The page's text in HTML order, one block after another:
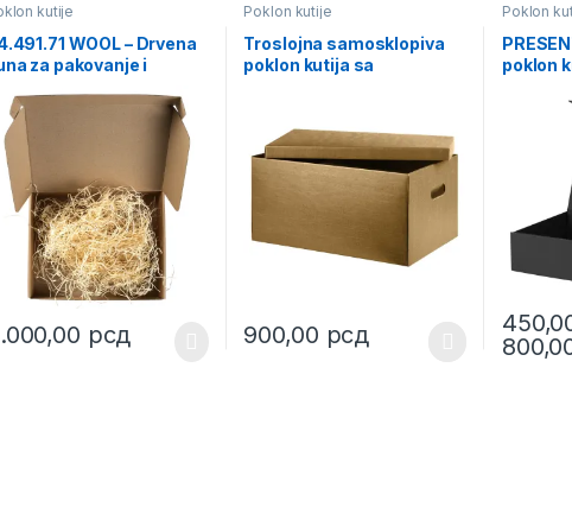
kutije
WOOL – Drvena
za pakovanje i
рсд
Poklon kutije
Troslojna samosklopiva
poklon kutija sa
900,00 рсд
This product has multiple variants. The
Poklon
poklon
This